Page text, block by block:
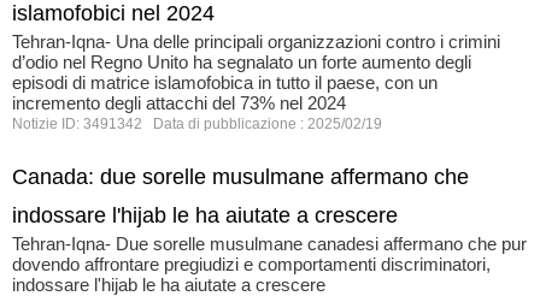
islamofobici nel 2024
Tehran-Iqna- Una delle principali organizzazioni contro i crimini
d’odio nel Regno Unito ha segnalato un forte aumento degli
episodi di matrice islamofobica in tutto il paese, con un
incremento degli attacchi del 73% nel 2024
Notizie ID: 3491342 Data di pubblicazione : 2025/02/19
Canada: due sorelle musulmane affermano che
indossare l'hijab le ha aiutate a crescere
Tehran-Iqna- Due sorelle musulmane canadesi affermano che pur
dovendo affrontare pregiudizi e comportamenti discriminatori,
indossare l'hijab le ha aiutate a crescere